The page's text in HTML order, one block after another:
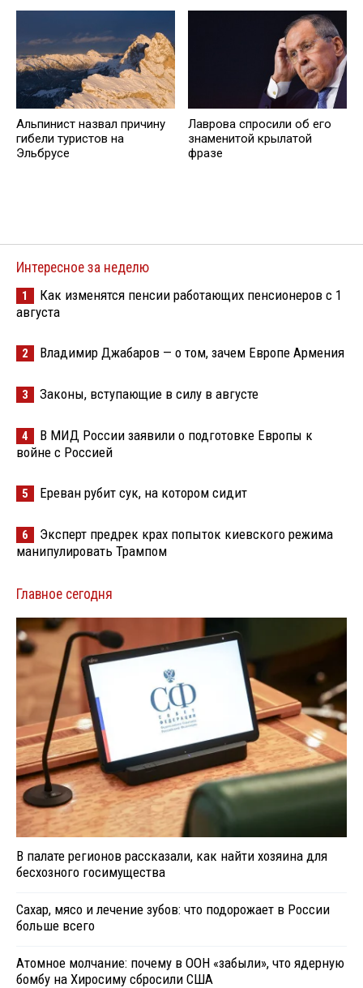
Альпинист назвал причину
гибели туристов на
Эльбрусе
Лаврова спросили об его
знаменитой крылатой
фразе
Интересное за неделю
1
Как изменятся пенсии работающих пенсионеров с 1
августа
2 Владимир Джабаров — о том, зачем Европе Армения
3 Законы, вступающие в силу в августе
4
В МИД России заявили о подготовке Европы к
войне с Россией
5 Ереван рубит сук, на котором сидит
6
Эксперт предрек крах попыток киевского режима
манипулировать Трампом
Главное сегодня
В палате регионов рассказали, как найти хозяина для
бесхозного госимущества
Сахар, мясо и лечение зубов: что подорожает в России
больше всего
Атомное молчание: почему в ООН «забыли», что ядерную
бомбу на Хиросиму сбросили США